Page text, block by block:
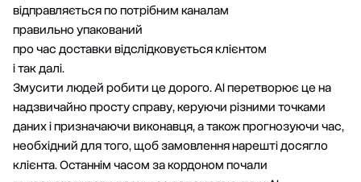
відправляється по потрібним каналам
правильно упакований
про час доставки відслідковується клієнтом
і так далі.
Змусити людей робити це дорого. АІ перетворює це на
надзвичайно просту справу, керуючи різними точками
даних і призначаючи виконавця, а також прогнозуючи час,
необхідний для того, щоб замовлення нарешті досягло
клієнта. Останнім часом за кордоном почали